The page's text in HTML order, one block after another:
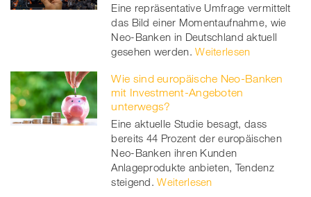
Eine repräsentative Umfrage vermittelt
das Bild einer Momentaufnahme, wie
Neo-Banken in Deutschland aktuell
gesehen werden. Weiterlesen
Wie sind europäische Neo-Banken
mit Investment-Angeboten
unterwegs?
Eine aktuelle Studie besagt, dass
bereits 44 Prozent der europäischen
Neo-Banken ihren Kunden
Anlageprodukte anbieten, Tendenz
steigend. Weiterlesen